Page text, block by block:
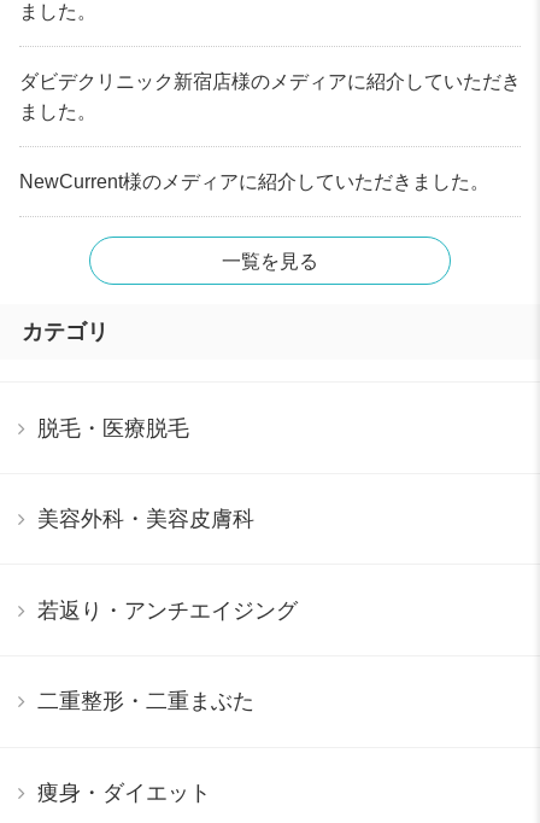
ました。
ダビデクリニック新宿店様のメディアに紹介していただき
ました。
NewCurrent様のメディアに紹介していただきました。
一覧を見る
カテゴリ
脱毛・医療脱毛
美容外科・美容皮膚科
若返り・アンチエイジング
二重整形・二重まぶた
痩身・ダイエット